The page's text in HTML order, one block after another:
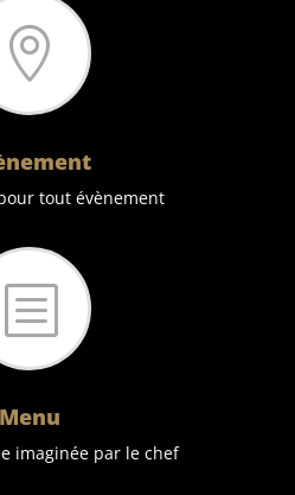

tout évènement
b
Menu
imaginée par le chef